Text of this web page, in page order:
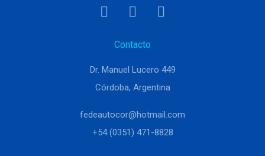
Contacto
Dr. Manuel Lucero 449
Córdoba, Argentina
fedeautocor@hotmail.com
+54 (0351) 471-8828